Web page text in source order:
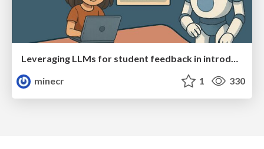
Leveraging LLMs for student feedback in introductory data science courses - posit::conf(2025)
minecr
1 330